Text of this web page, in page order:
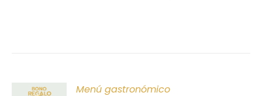
Menú gastronómico